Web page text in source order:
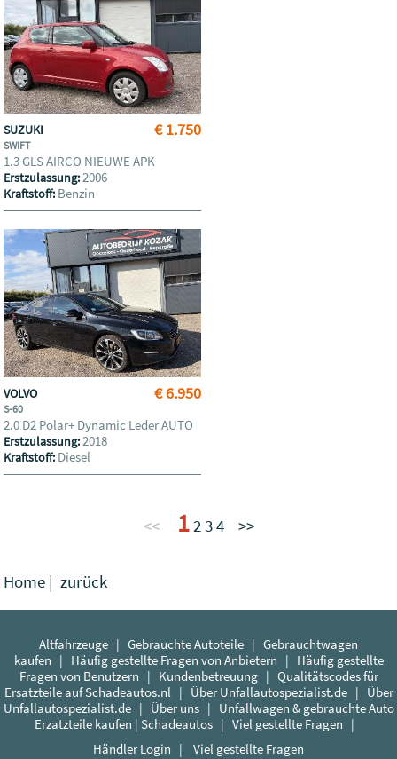
€ 1.750
SUZUKI
SWIFT
1.3 GLS AIRCO NIEUWE APK
Erstzulassung:2006
Kraftstoff: Benzin
€ 6.950
VOLVO
S-60
2.0 D2 Polar+ Dynamic Leder AUTO
Erstzulassung:2018
Kraftstoff: Diesel
<< 1234 >>
Home |zurück
Altfahrzeuge | Gebrauchte Autoteile | Gebrauchtwagen
kaufen | Häufig gestellte Fragen von Anbietern | Häufig gestellte
Fragen von Benutzern | Kundenbetreuung| Qualitätscodes für
Ersatzteile auf Schadeautos.nl| Über Unfallautospezialist.de| Über
Unfallautospezialist.de| Über uns| Unfallwagen & gebrauchte Auto
Erzatzteile kaufen | Schadeautos | Viel gestellte Fragen |
Händler Login | Viel gestellte Fragen